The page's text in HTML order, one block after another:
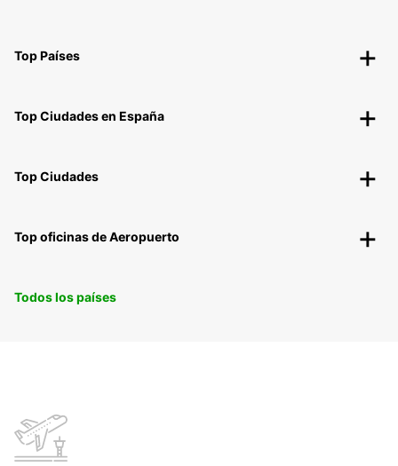
Top Países
Top Ciudades en España
Top Ciudades
Top oficinas de Aeropuerto
Todos los países